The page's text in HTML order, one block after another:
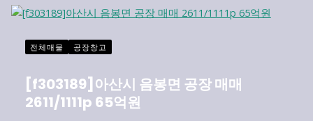
전체매물 공장창고
[f303189]아산시 음봉면 공장 매매
2611/1111p 65억원